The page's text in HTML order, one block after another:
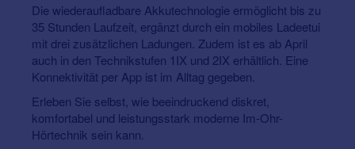
Die wiederaufladbare Akkutechnologie ermöglicht bis zu
35 Stunden Laufzeit, ergänzt durch ein mobiles Ladeetui
mit drei zusätzlichen Ladungen. Zudem ist es ab April
auch in den Technikstufen 1IX und 2IX erhältlich. Eine
Konnektivität per App ist im Alltag gegeben.
Erleben Sie selbst, wie beeindruckend diskret,
komfortabel und leistungsstark moderne Im-Ohr-
Hörtechnik sein kann.